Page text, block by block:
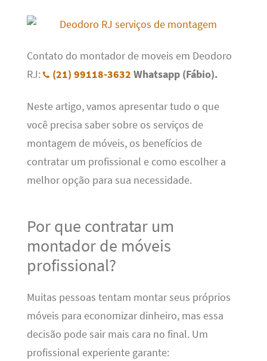
Contato do montador de moveis em Deodoro
RJ:
(21) 99118-3632 Whatsapp (Fábio).
Neste artigo, vamos apresentar tudo o que
você precisa saber sobre os serviços de
montagem de móveis, os benefícios de
contratar um profissional e como escolher a
melhor opção para sua necessidade.
Por que contratar um
montador de móveis
profissional?
Muitas pessoas tentam montar seus próprios
móveis para economizar dinheiro, mas essa
decisão pode sair mais cara no final. Um
profissional experiente garante: